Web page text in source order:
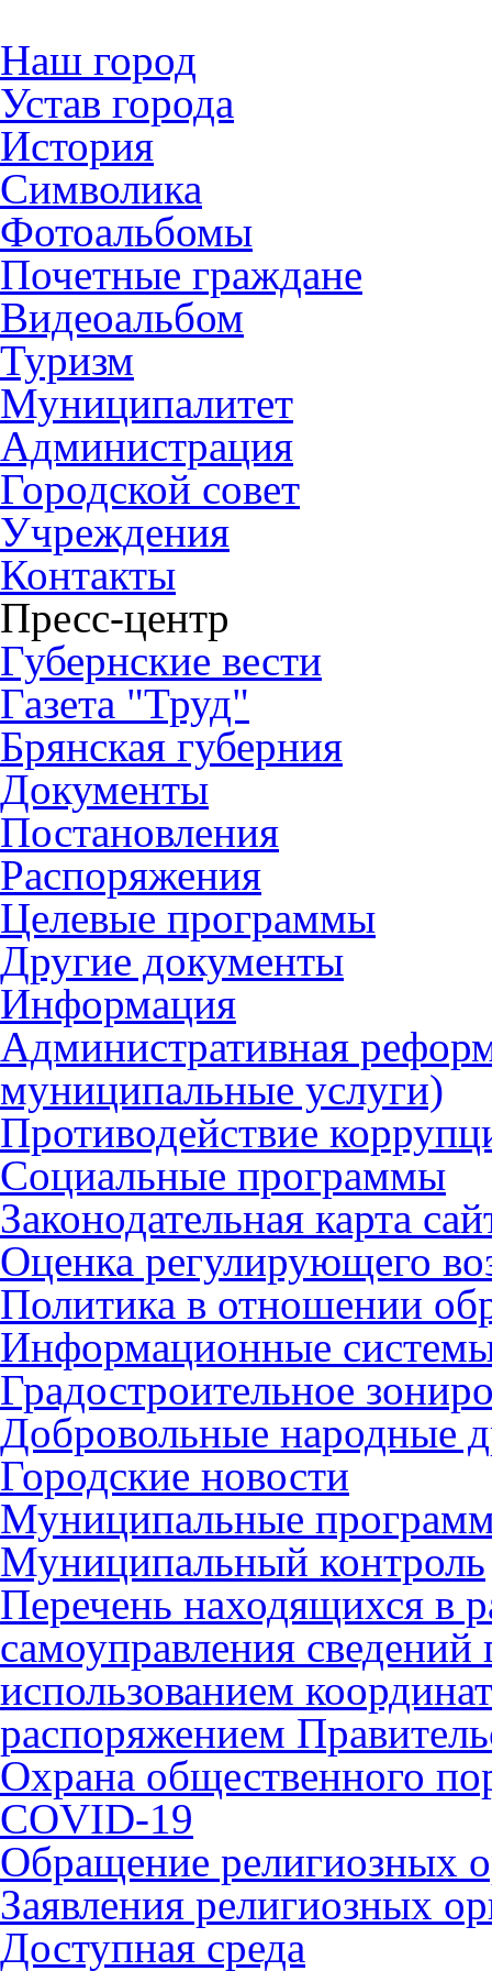
Наш город
Устав города
История
Символика
Фотоальбомы
Почетные граждане
Видеоальбом
Туризм
Муниципалитет
Администрация
Городской совет
Учреждения
Контакты
Пресс-центр
Губернские вести
Газета "Труд"
Брянская губерния
Документы
Постановления
Распоряжения
Целевые программы
Другие документы
Информация
Административная
муниципальные услуги)
Противодействие
Социальные программы
Законодательная карта
Оценка регулирующего
Политика в отношении
Информационные
Градостроительное
Добровольные народные
Городские новости
Муниципальные
Муниципальный контроль
Перечень находящихся в
самоуправления
использованием
распоряжением
Охрана общественного
COVID-19
Обращение религиозных
Заявления религиозных
Доступная среда